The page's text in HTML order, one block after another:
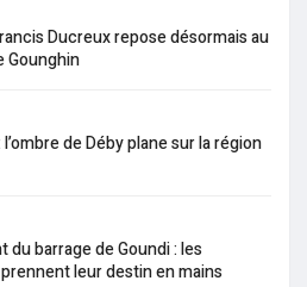
Ducreux repose désormais au
Gounghin
de Déby plane sur la région
du barrage de Goundi : les
leur destin en mains